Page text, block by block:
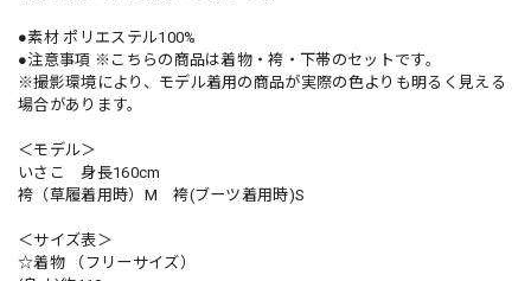
●素材 ポリエステル100%
●注意事項 ※こちらの商品は着物・袴・下帯のセットです。
※撮影環境により、モデル着用の商品が実際の色よりも明るく見える
場合があります。
＜モデル＞
いさこ 身長160cm
袴（草履着用時）M 袴(ブーツ着用時)S
＜サイズ表＞
☆着物 （フリーサイズ）